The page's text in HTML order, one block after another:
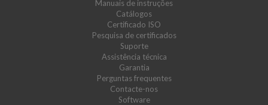
Manuais de instruções
Catálogos
Certificado ISO
Pesquisa de certificados
Suporte
Assistência técnica
Garantia
Perguntas frequentes
Contacte-nos
Software